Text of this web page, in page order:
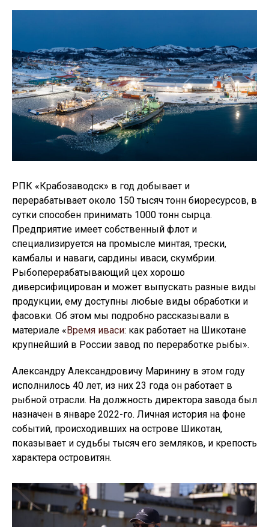
РПК «Крабозаводск» в год добывает и
перерабатывает около 150 тысяч тонн биоресурсов, в
сутки способен принимать 1000 тонн сырца.
Предприятие имеет собственный флот и
специализируется на промысле минтая, трески,
камбалы и наваги, сардины иваси, скумбрии.
Рыбоперерабатывающий цех хорошо
диверсифицирован и может выпускать разные виды
продукции, ему доступны любые виды обработки и
фасовки. Об этом мы подробно рассказывали в
материале «Время иваси: как работает на Шикотане
крупнейший в России завод по переработке рыбы».
Александру Александровичу Маринину в этом году
исполнилось 40 лет, из них 23 года он работает в
рыбной отрасли. На должность директора завода был
назначен в январе 2022-го. Личная история на фоне
событий, происходивших на острове Шикотан,
показывает и судьбы тысяч его земляков, и крепость
характера островитян.